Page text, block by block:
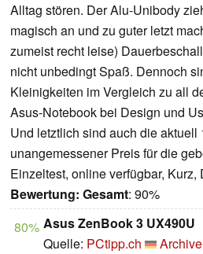
Alltag stören. Der Alu-Unibody
magisch an und zu guter letzt
zumeist recht leise)
nicht unbedingt Spaß. Dennoch
Kleinigkeiten im Vergleich zu all
Asus-Notebook bei Design und
Und letztlich sind auch die aktuell
unangemessener Preis für die
Einzeltest, online verfügbar, Kurz,
Bewertung: Gesamt: 90%
80% Asus ZenBook 3 UX490U
Quelle: PCtipp.ch